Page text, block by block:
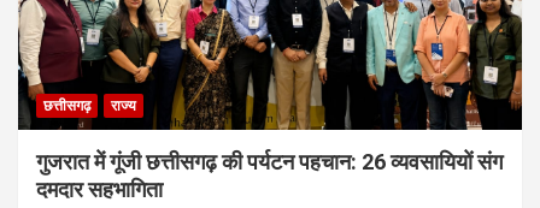
छत्तीसगढ़ राज्य
गुजरात में गूंजी छत्तीसगढ़ की पर्यटन पहचान: 26 व्यवसायियों संग
दमदार सहभागिता